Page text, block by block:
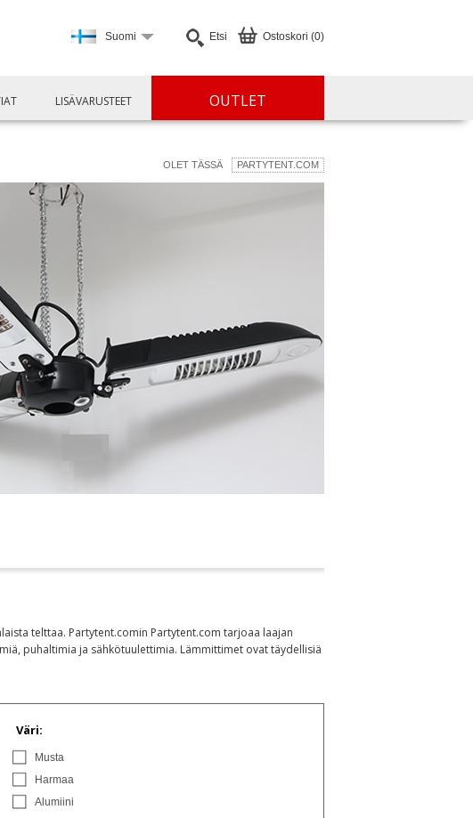
Ostoskori (0)
Etsi
Suomi
LISÄVARUSTEET OUTLET
OLET TÄSSÄ PARTYTENT.COM
telttaa. Partytent.comin Partytent.com tarjoaa laajan
puhaltimia ja sähkötuulettimia. Lämmittimet ovat täydellisiä
Väri:
Musta
Harmaa
Alumiini